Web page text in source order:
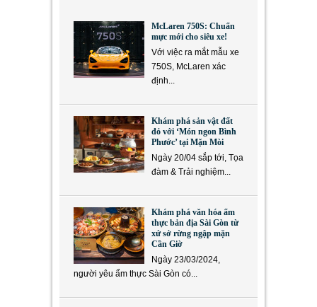
McLaren 750S: Chuẩn
mực mới cho siêu xe!
Với việc ra mắt mẫu xe
750S, McLaren xác
định...
Khám phá sản vật đất
đỏ với ‘Món ngon Bình
Phước’ tại Mặn Mòi
Ngày 20/04 sắp tới, Tọa
đàm & Trải nghiệm...
Khám phá văn hóa ẩm
thực bản địa Sài Gòn từ
xứ sở rừng ngập mặn
Cần Giờ
Ngày 23/03/2024,
người yêu ẩm thực Sài Gòn có...